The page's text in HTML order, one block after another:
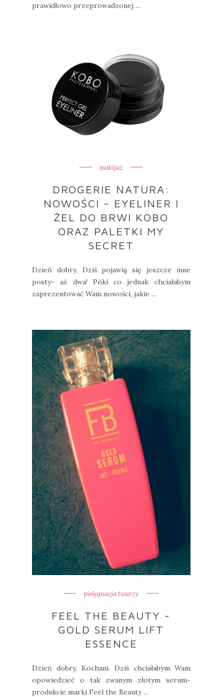
prawidłowo przeprowadzonej ...
makijaż
DROGERIE NATURA:
NOWOŚCI - EYELINER I
ŻEL DO BRWI KOBO
ORAZ PALETKI MY
SECRET
Dzień dobry. Dziś pojawią się jeszcze inne
posty- aż dwa! Póki co jednak chciałabym
zaprezentować Wam nowości, jakie ...
pielęgnacja twarzy
FEEL THE BEAUTY -
GOLD SERUM LIFT
ESSENCE
Dzień dobry, Kochani. Dziś chciałabym Wam
opowiedzieć o tak zwanym złotym serum-
produkcie marki Feel the Beauty ...